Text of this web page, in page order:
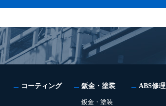
コーティング 鈑金・塗装
鈑金・塗装
ABS修理